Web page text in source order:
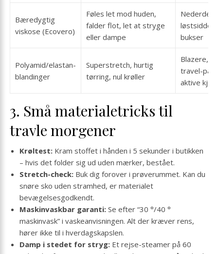
Bæredygtig
viskose (Ecovero)
Føles let mod huden,
falder flot, let at stryge
eller dampe
Nederdele,
bukser
Polyamid/elastan-
blandinger
Superstretch, hurtig
tørring, nul krøller
Blazere,
travel-
aktive
3. Små materialetricks til
travle morgener
Krøltest: Kram stoffet i hånden i 5 sekunder i butikken
– hvis det folder sig ud uden mærker, bestået.
Stretch-check: Buk dig forover i prøverummet. Kan du
snøre sko uden stramhed, er materialet
bevægelsesgodkendt.
Maskinvaskbar garanti: Se efter “30 °/40 °
maskinvask” i vaskeanvisningen. Alt der kræver rens,
hører ikke til i hverdagskapslen.
Damp i stedet for stryg: Et rejse-steamer på 60